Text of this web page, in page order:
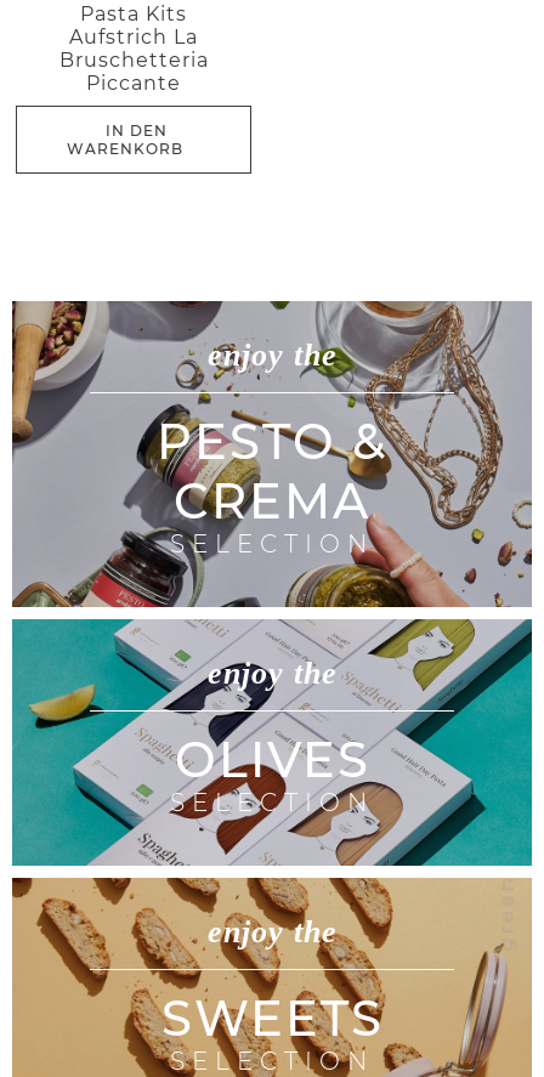
Pasta Kits
Aufstrich La
Bruschetteria
Piccante
IN DEN
WARENKORB
enjoy the
PESTO &
CREMA
SELECTION
enjoy the
OLIVES
SELECTION
enjoy the
SWEETS
SELECTION